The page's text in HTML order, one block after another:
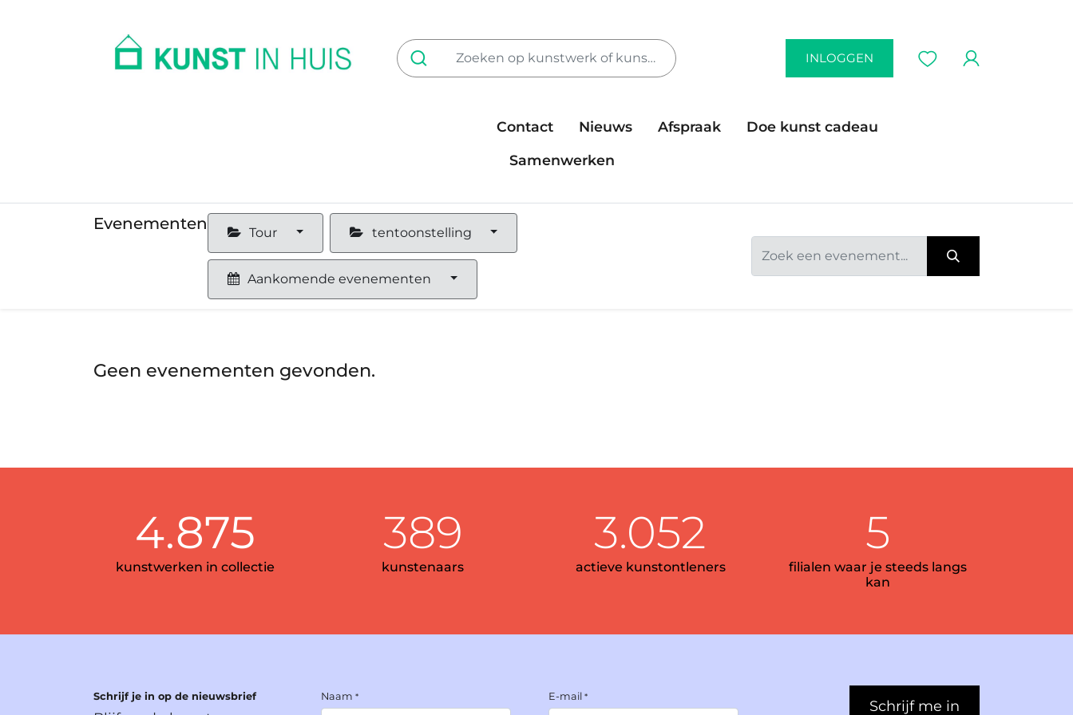
INLOGGEN
Contact Nieuws Afspraak
Doe kunst cadeau
Samenwerken
Evenementen Tour tentoonstelling
Aankomende evenementen
Geen evenementen gevonden.
4.875
kunstwerken in collectie
389
kunstenaars
3.052
actieve kunstontleners
5
filialen waar je steeds langs
kan
Schrijf je in op de nieuwsbrief Naam * E-mail *
Schrijf me in